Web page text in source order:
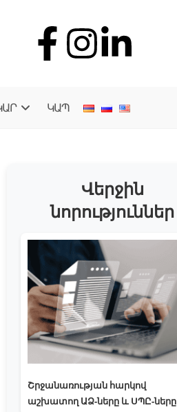
ԿԱՊ
Վերջին
նորություններ
Շրջանառության հարկով
աշխատող ԱՁ-ները և ՍՊԸ-ները